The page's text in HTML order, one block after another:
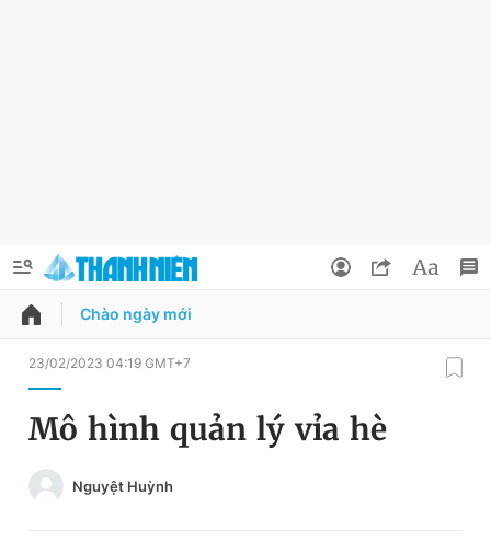
QUẢNG CÁO
Đổi mật khẩu
Tin đã lưu
Chào ngày mới
23/02/2023 04:19 GMT+7
Mô hình quản lý vỉa hè
Nguyệt Huỳnh